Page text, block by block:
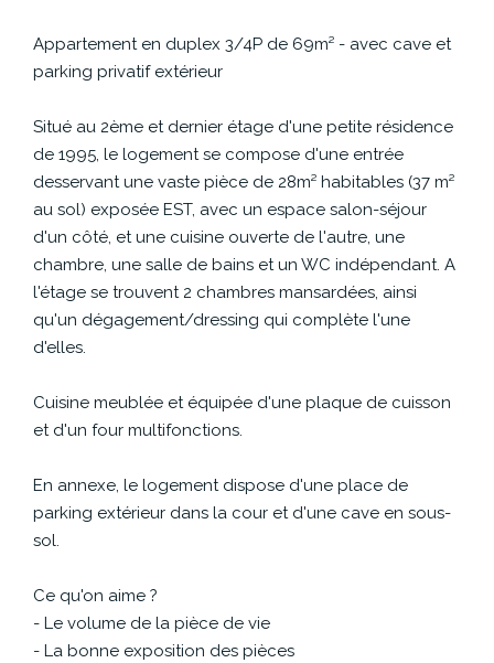
CONTACT
Appartement en duplex 3/4P de 69m² - avec cave et
parking privatif extérieur
Situé au 2ème et dernier étage d'une petite résidence
de 1995, le logement se compose d'une entrée
desservant une vaste pièce de 28m² habitables (37 m²
au sol) exposée EST, avec un espace salon-séjour
d'un côté, et une cuisine ouverte de l'autre, une
chambre, une salle de bains et un WC indépendant. A
l'étage se trouvent 2 chambres mansardées, ainsi
qu'un dégagement/dressing qui complète l'une
d'elles.
Cuisine meublée et équipée d'une plaque de cuisson
et d'un four multifonctions.
En annexe, le logement dispose d'une place de
parking extérieur dans la cour et d'une cave en sous-
sol.
Ce qu'on aime ?
- Le volume de la pièce de vie
- La bonne exposition des pièces